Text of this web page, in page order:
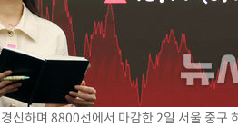
못
신하며 8800선에서 마감한 2일 서울 중구